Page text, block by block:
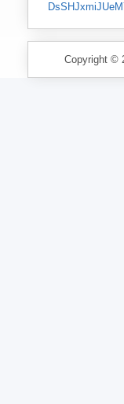
Copyright ©